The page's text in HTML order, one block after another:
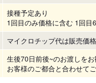
接種予定あり
1回目のみ価格に含む 1回目
マイクロチップ代は販売価
生後70日前後~のお渡しを
お客様のご都合と合わせて